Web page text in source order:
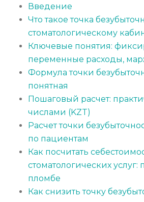
Введение
Что такое точка
стоматологическому
Ключевые понятия:
переменные расходы,
Формула точки
понятная
Пошаговый расчет:
числами (KZT)
Расчет точки
по пациентам
Как посчитать
стоматологических
пломбе
Как снизить точку